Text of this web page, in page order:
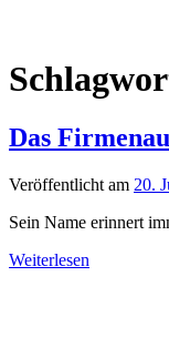
Das
Veröffentlicht am 20.
Sein Name erinnert
Weiterlesen